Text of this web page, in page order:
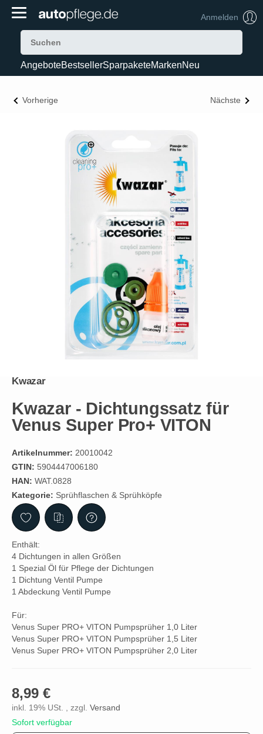
Anmelden
AngeboteBestsellerSparpaketeMarkenNeu
Vorherige Nächste
Kwazar
Kwazar - Dichtungssatz für
Venus Super Pro+ VITON
Artikelnummer: 20010042
GTIN: 5904447006180
HAN: WAT.0828
Kategorie: Sprühflaschen & Sprühköpfe
Enthält:
4 Dichtungen in allen Größen
1 Spezial Öl für Pflege der Dichtungen
1 Dichtung Ventil Pumpe
1 Abdeckung Ventil Pumpe
Für:
Venus Super PRO+ VITON Pumpsprüher 1,0 Liter
Venus Super PRO+ VITON Pumpsprüher 1,5 Liter
Venus Super PRO+ VITON Pumpsprüher 2,0 Liter
8,99 €
inkl. 19% USt. , zzgl. Versand
Sofort verfügbar